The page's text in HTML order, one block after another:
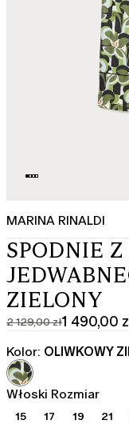
MARINA RINALDI
SPODNIE
ZIELONY
2 129,00 zł
Cena
pierwotna
2 129,00
zł
1 490,00
Aktualna
cena
1 490,00
zł
Kolor: OLIWKOWY
Włoski Rozmiar
15 17 19 21